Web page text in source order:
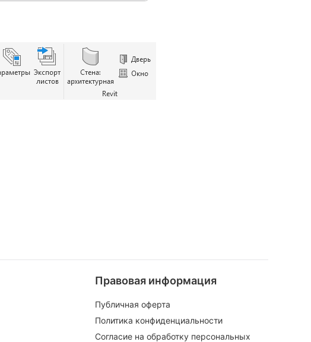
Правовая информация
Публичная оферта
Политика конфиденциальности
Согласие на обработку персональных